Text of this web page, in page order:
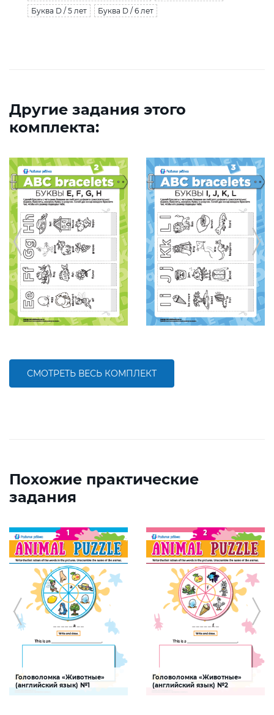
Буква D / 5 лет
Буква D / 6 лет
Другие задания этого
комплекта:
СМОТРЕТЬ ВЕСЬ КОМПЛЕКТ
Похожие практические
задания
Головоломка «Животные»
(английский язык) №1
Головоломка «Животные»
(английский язык) №2